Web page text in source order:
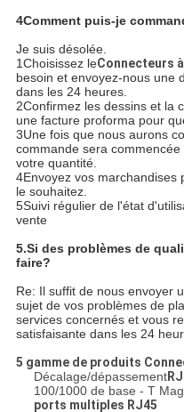
4Comment puis-je
Je suis désolée.
1Choisissez leConnecteurs
besoin et envoyez-nous une
dans les 24 heures.
2Confirmez les dessins et la
une facture proforma pour
3Une fois que nous aurons
commande sera
votre quantité.
4Envoyez vos marchandises
le souhaitez.
5Suivi régulier de l'état
vente
5.Si des problèmes de
faire?
Re: Il suffit de nous envoyer
sujet de vos problèmes de
services concernés et vous
satisfaisante dans les 24
5 gamme de produits
Décalage/dépassement
100/1000 de base - T
ports multiples RJ45